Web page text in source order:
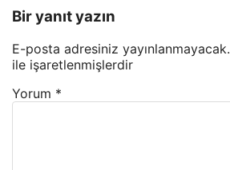
Bir yanıt yazın
E-posta adresiniz yayınlanmayacak.
ile işaretlenmişlerdir
Yorum *